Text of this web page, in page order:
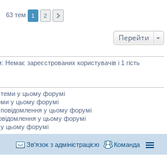
63 тем 1 2
Перейти
зареєстрованих користувачів і 1 гість
теми у цьому форумі
у цьому форумі
повідомлення у цьому форумі
у цьому форумі
цьому форумі
Команда
Зв'язок з адміністрацією